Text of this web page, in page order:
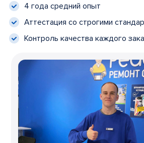
4 года средний опыт
Аттестация со строгими
Контроль качества каждого